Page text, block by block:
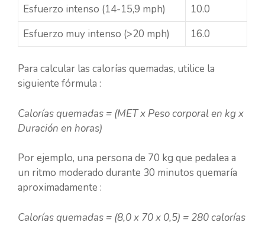
Esfuerzo intenso (14-15,9 mph)
10.0
Esfuerzo muy intenso (>20 mph)
16.0
Para calcular las calorías quemadas, utilice la
siguiente fórmula :
Calorías quemadas = (MET x Peso corporal en kg x
Duración en horas)
Por ejemplo, una persona de 70 kg que pedalea a
un ritmo moderado durante 30 minutos quemaría
aproximadamente :
Calorías quemadas = (8,0 x 70 x 0,5) = 280 calorías